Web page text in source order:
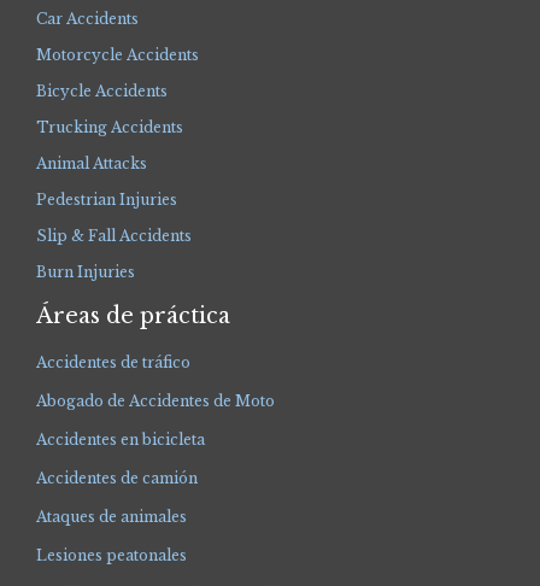
Car Accidents
Motorcycle Accidents
Bicycle Accidents
Trucking Accidents
Animal Attacks
Pedestrian Injuries
Slip & Fall Accidents
Burn Injuries
Áreas de práctica
Accidentes de tráfico
Abogado de Accidentes de Moto
Accidentes en bicicleta
Accidentes de camión
Ataques de animales
Lesiones peatonales